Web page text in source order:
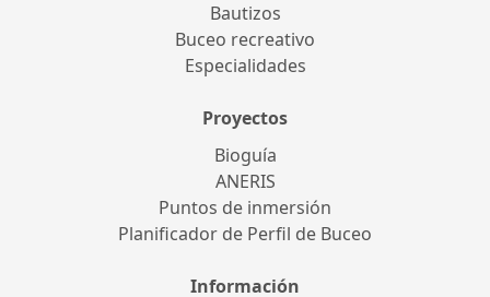
Bautizos
Buceo recreativo
Especialidades
Proyectos
Bioguía
ANERIS
Puntos de inmersión
Planificador de Perfil de Buceo
Información